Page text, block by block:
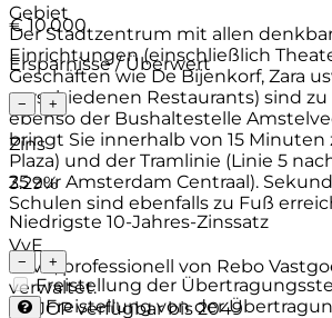
Gebiet
Der Stadtzentrum mit allen
Einrichtungen (einschließlich
Geschäften wie De Bijenkorf, Zara
verschiedenen Restaurants) sind
ebenso der Bushaltestelle
bringt Sie innerhalb von 15 Minuten
Plaza) und der Tramlinie (Linie 5
25 zur Amsterdam Centraal).
Schulen sind ebenfalls zu Fuß
VvE
- VvE, professionell von Rebo
verwaltet.
- MJOP verfügbar bis 2049
€ 10.000
Ersparnisse / Überwert
− +
Zins
3.29%
Niedrigste 10-Jahres-Zinssatz
− +
Freistellung der
Freistellung von der